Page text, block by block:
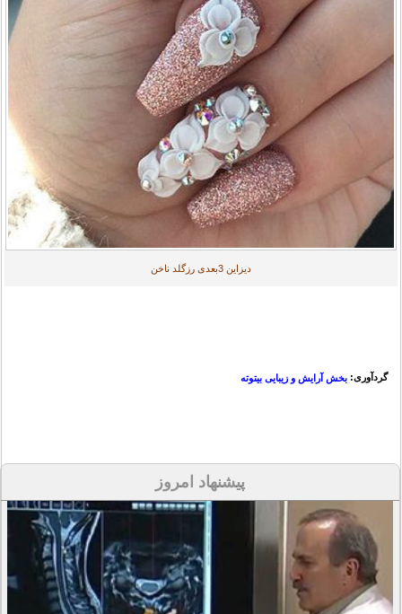
دیزاین 3بعدی رزگلد ناخن
گردآوری: بخش آرایش و زیبایی بیتوته
پیشنهاد امروز